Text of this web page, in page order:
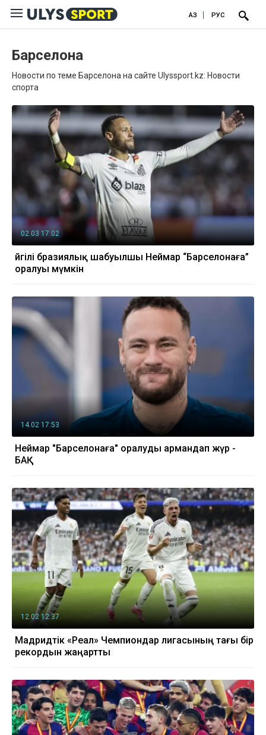
ҚАЗ РУС
Барселона
Новости по теме Барселона на сайте Ulyssport.kz: Новости
спорта
02.03 17:02
Әйгілі бразиялық шабуылшы Неймар “Барселонаға”
оралуы мүмкін
14.02 17:53
Неймар "Барселонаға" оралуды армандап жүр -
БАҚ
12.02 12:37
Мадридтік «Реал» Чемпиондар лигасының тағы бір
рекордын жаңартты